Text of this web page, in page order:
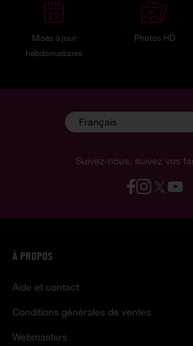
Mises à jour
hebdomadaires
Photos HD
Suivez-nous, suivez vos
Français
À PROPOS
Aide et contact
Conditions générales de ventes
Webmasters